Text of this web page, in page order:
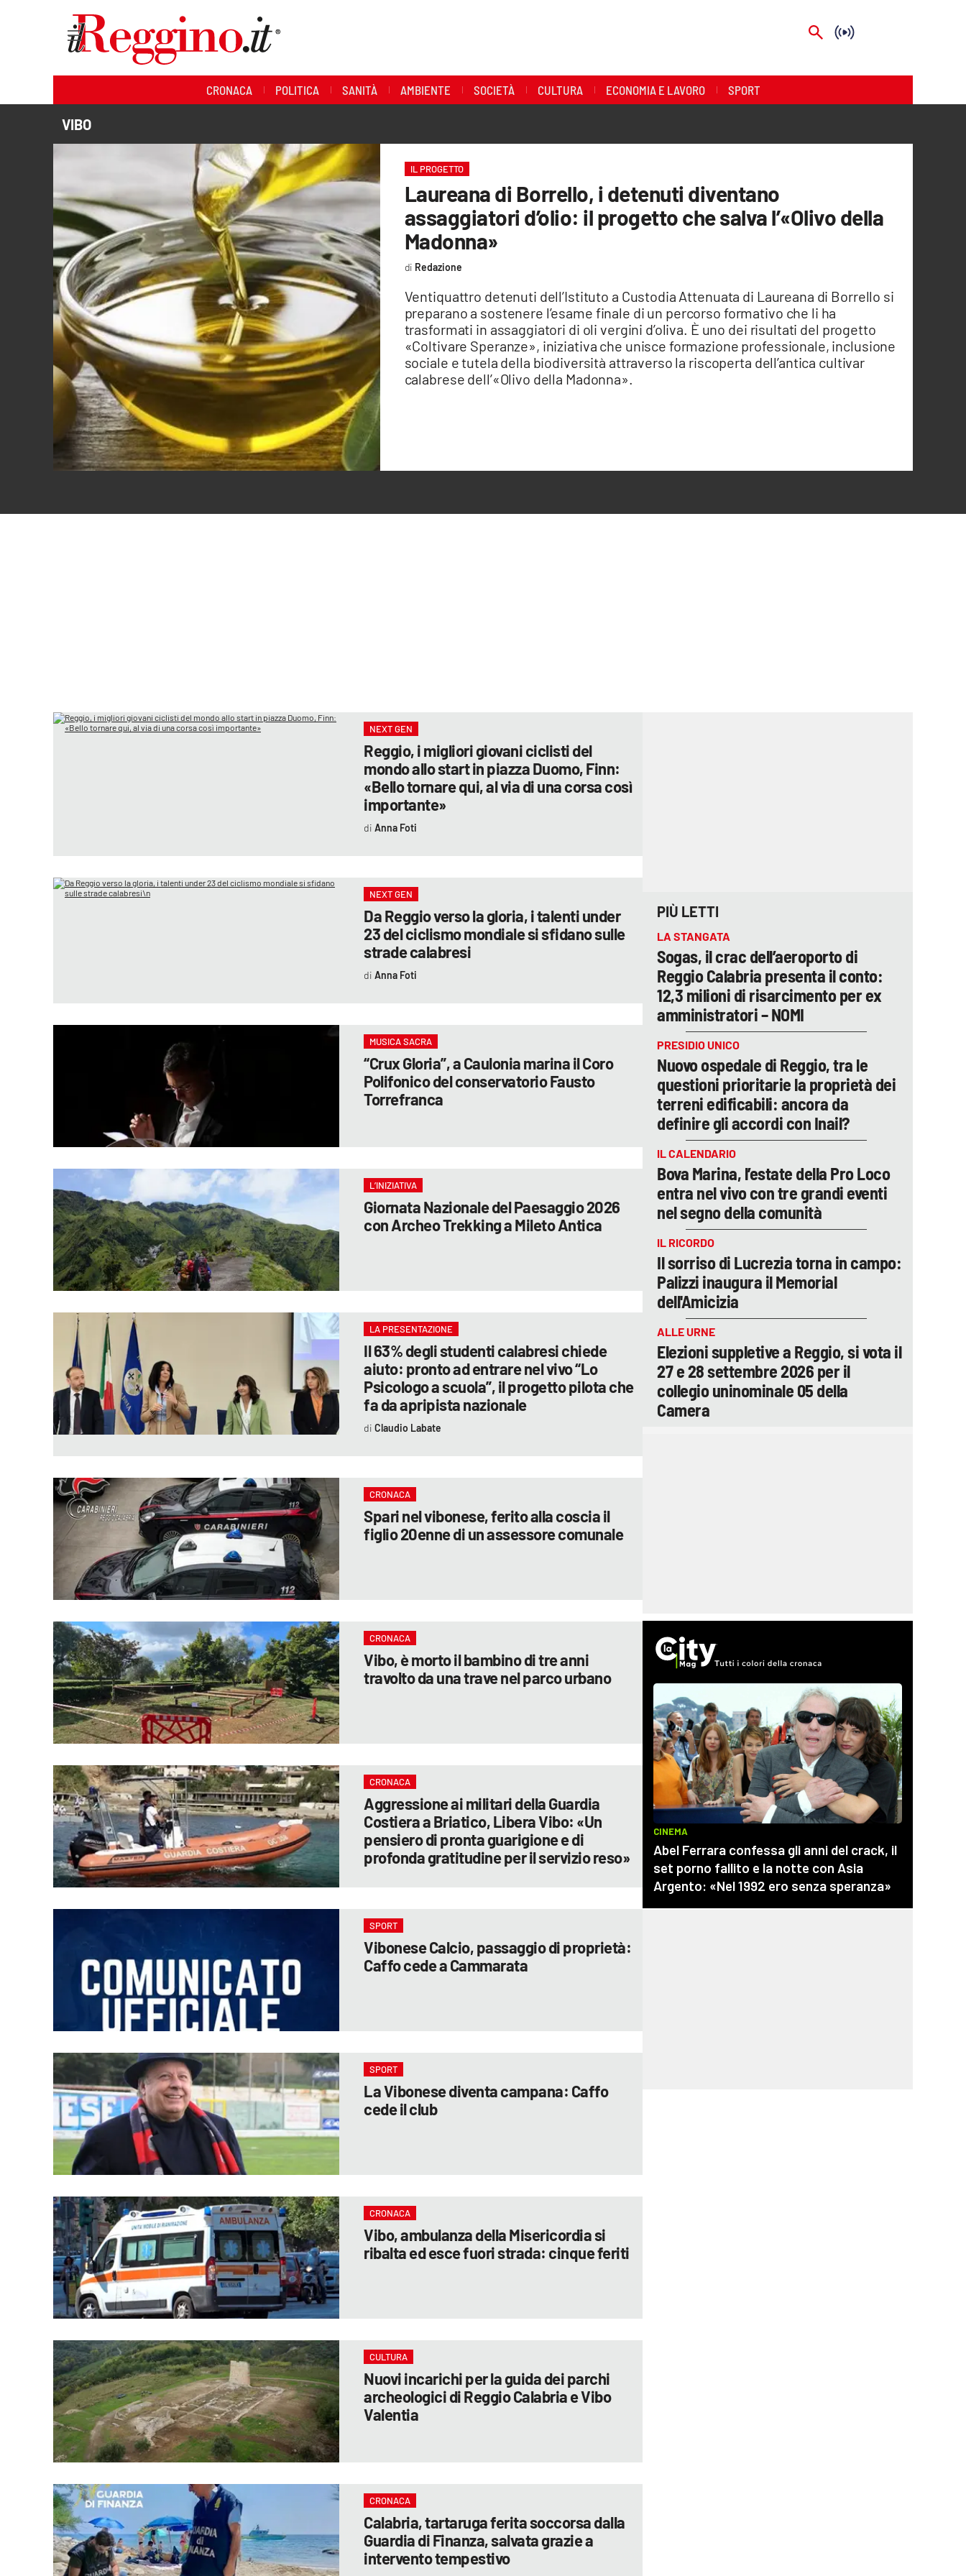
Economia e lavoro
CRONACA POLITICA SANITÀ AMBIENTE SOCIETÀ CULTURA ECONOMIA E LAVORO SPORT
VIBO
IL PROGETTO
Laureana di Borrello, i detenuti diventano
assaggiatori d’olio: il progetto che salva l’«Olivo della
Madonna»
Ventiquattro detenuti dell’Istituto a Custodia Attenuata di Laureana di Borrello si
preparano a sostenere l’esame finale di un percorso formativo che li ha
trasformati in assaggiatori di oli vergini d’oliva. È uno dei risultati del progetto
«Coltivare Speranze», iniziativa che unisce formazione professionale, inclusione
sociale e tutela della biodiversità attraverso la riscoperta dell’antica cultivar
calabrese dell’«Olivo della Madonna».
Redazione
NEXT GEN
Reggio, i migliori giovani ciclisti del
mondo allo start in piazza Duomo, Finn:
«Bello tornare qui, al via di una corsa così
importante»
Anna Foti
NEXT GEN
Da Reggio verso la gloria, i talenti under
23 del ciclismo mondiale si sfidano sulle
strade calabresi
Anna Foti
MUSICA SACRA
“Crux Gloria”, a Caulonia marina il Coro
Polifonico del conservatorio Fausto
Torrefranca
L’INIZIATIVA
Giornata Nazionale del Paesaggio 2026
con Archeo Trekking a Mileto Antica
LA PRESENTAZIONE
Il 63% degli studenti calabresi chiede
aiuto: pronto ad entrare nel vivo “Lo
Psicologo a scuola”, il progetto pilota che
fa da apripista nazionale
Claudio Labate
CRONACA
Spari nel vibonese, ferito alla coscia il
figlio 20enne di un assessore comunale
CRONACA
Vibo, è morto il bambino di tre anni
travolto da una trave nel parco urbano
CRONACA
Aggressione ai militari della Guardia
Costiera a Briatico, Libera Vibo: «Un
pensiero di pronta guarigione e di
profonda gratitudine per il servizio reso»
SPORT
Vibonese Calcio, passaggio di proprietà:
Caffo cede a Cammarata
SPORT
La Vibonese diventa campana: Caffo
cede il club
CRONACA
Vibo, ambulanza della Misericordia si
ribalta ed esce fuori strada: cinque feriti
CULTURA
Nuovi incarichi per la guida dei parchi
archeologici di Reggio Calabria e Vibo
Valentia
CRONACA
Calabria, tartaruga ferita soccorsa dalla
Guardia di Finanza, salvata grazie a
intervento tempestivo
PIÙ LETTI
LA STANGATA
Sogas, il crac dell’aeroporto di
Reggio Calabria presenta il conto:
12,3 milioni di risarcimento per ex
amministratori – NOMI
PRESIDIO UNICO
Nuovo ospedale di Reggio, tra le
questioni prioritarie la proprietà dei
terreni edificabili: ancora da
definire gli accordi con Inail?
IL CALENDARIO
Bova Marina, l’estate della Pro Loco
entra nel vivo con tre grandi eventi
nel segno della comunità
IL RICORDO
Il sorriso di Lucrezia torna in campo:
Palizzi inaugura il Memorial
dell'Amicizia
ALLE URNE
Elezioni suppletive a Reggio, si vota il
27 e 28 settembre 2026 per il
collegio uninominale 05 della
Camera